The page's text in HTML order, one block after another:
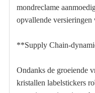
mondreclame
opvallende
**Supply Chain-
Ondanks de groeiende
kristallen labelstickers